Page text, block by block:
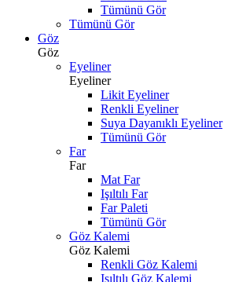
Tümünü Gör
Tümünü Gör
Göz
Göz
Eyeliner
Eyeliner
Likit Eyeliner
Renkli Eyeliner
Suya Dayanıklı Eyeliner
Tümünü Gör
Far
Far
Mat Far
Işıltılı Far
Far Paleti
Tümünü Gör
Göz Kalemi
Göz Kalemi
Renkli Göz Kalemi
Işıltılı Göz Kalemi